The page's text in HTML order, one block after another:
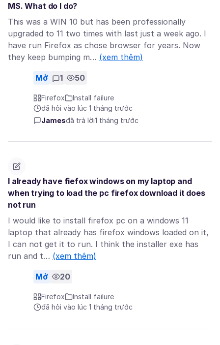
MS. What do I do?
This was a WIN 10 but has been professionally
upgraded to 11 two times with last just a week ago. I
have run Firefox as chose browser for years. Now
they keep bumping m… (xem thêm)
Mở 1 50
Firefox
Install failure
đã hỏi vào lúc 1 tháng trước
Jamesđã trả lời1 tháng trước
I already have fiefox windows on my laptop and
when trying to load the pc firefox download it does
not run
I would like to install firefox pc on a windows 11
laptop that already has firefox windows loaded on it,
I can not get it to run. I think the installer exe has
run and t… (xem thêm)
Mở 20
Firefox
Install failure
đã hỏi vào lúc 1 tháng trước